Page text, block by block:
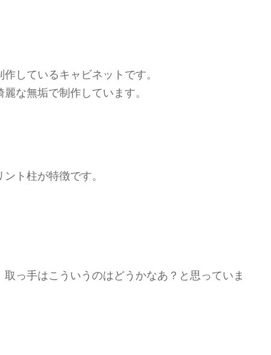
しているキャビネットです。
な無垢で制作しています。
ト柱が特徴です。
っ手はこういうのはどうかなあ？と思っていま